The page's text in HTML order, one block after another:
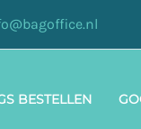
BESTELLEN